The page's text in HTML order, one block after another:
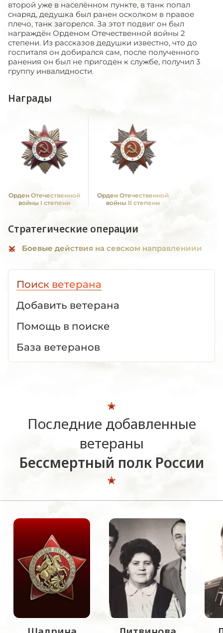
второй уже в населённом пункте, в танк попал
снаряд, дедушка был ранен осколком в правое
плечо, танк загорелся. За этот подвиг он был
награждён Орденом Отечественной войны 2
степени. Из рассказов дедушки известно, что до
госпиталя он добирался сам, после полученного
ранения он был не пригоден к службе, получил 3
группу инвалидности.
Награды
Орден Отечественной
войны I степени
Орден Отечественной
войны II степени
Стратегические операции
Боевые действия на севском направлениии
Поиск ветерана
Добавить ветерана
Помощь в поиске
База ветеранов
Последние добавленные
ветераны
Бессмертный полк России